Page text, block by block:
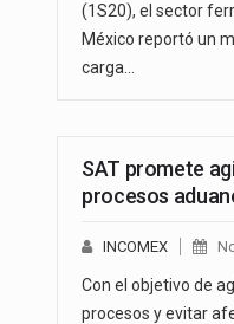
(1S20), el sector
México reportó un
carga…
SAT promete
procesos
INCOMEX
Con el objetivo de
procesos y evitar